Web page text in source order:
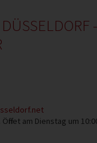
am Dienstag um